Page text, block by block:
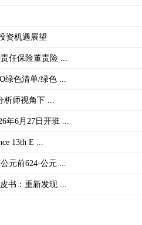
资机遇展望
任保险董责险 ...
绿色清单/绿色 ...
析师视角下 ...
年6月27日开班 ...
13th E ...
元前624-公元 ...
书：重新发现 ...